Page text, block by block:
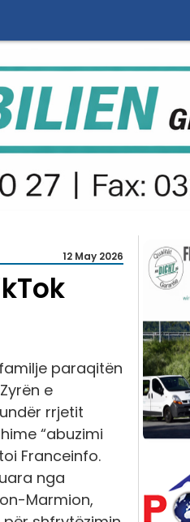
12 May 2026
paraqitën
e
rrjetit
“abuzimi
Franceinfo.
nga
Marmion,